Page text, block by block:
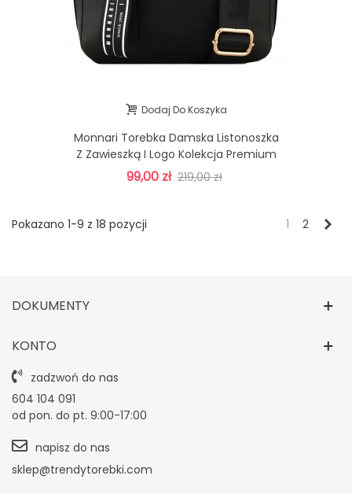
Dodaj Do Koszyka
Monnari Torebka Damska Listonoszka
Z Zawieszką I Logo Kolekcja Premium
99,00 zł 219,00 zł
Pokazano 1-9 z 18 pozycji 1 2
DOKUMENTY
KONTO
zadzwoń do nas
604 104 091
od pon. do pt. 9:00-17:00
napisz do nas
sklep@trendytorebki.com